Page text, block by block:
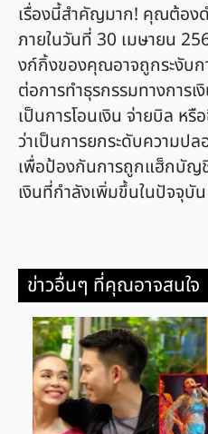
เรื่องนี้สำคัญมาก! คุณต้องด
ภายในวันที่ 30 เมษายน
งก์กิ้งของคุณอาจถูกระงับก
ต่อการทำธุรกรรมทางการเ
เป็นการโอนเงิน จ่ายบิล ห
ว่าเป็นการยกระดับความ
เพื่อป้องกันการถูกแฮ็กบัญ
เงินที่กำลังเพิ่มขึ้นในปัจจุบัน
ข่าวอื่นๆ ที่คุณอาจสนใจ